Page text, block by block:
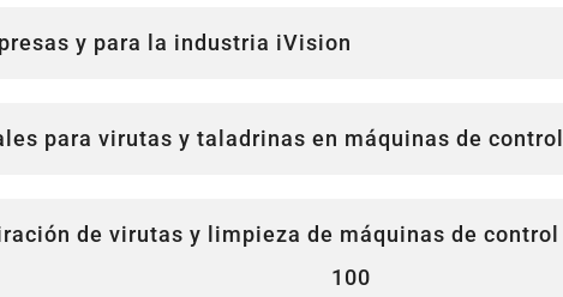
y para la industria iVision
para virutas y taladrinas en máquinas de
de virutas y limpieza de máquinas de control
100